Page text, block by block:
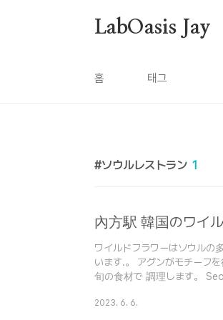
LabOasis Jay
홈 태그
ソウルレストラン 1
內方駅 韓国のワイ
ワイルドフラワーはソウルの
います.。 アグンがモチーフ
旬の食材で 調理します。
by the fireplace using oak
2023. 6. 6.